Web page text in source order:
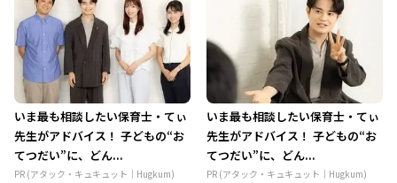
いま最も相談したい保育士・てぃ
先生がアドバイス！ 子どもの“お
てつだい”に、どん...
PR (アタック・キュキュット｜Hugkum)
いま最も相談したい保育士・てぃ
先生がアドバイス！ 子どもの“お
てつだい”に、どん...
PR (アタック・キュキュット｜Hugkum)